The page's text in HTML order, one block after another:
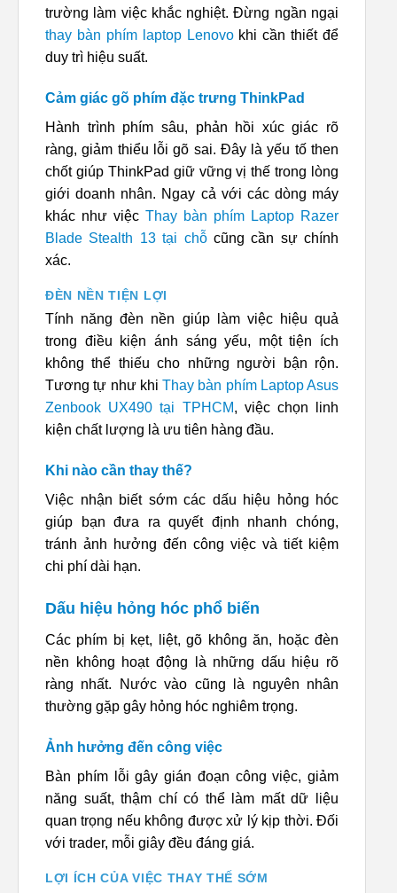
trường làm việc khắc nghiệt. Đừng ngần ngại
thay bàn phím laptop Lenovokhi cần thiết để
duy trì hiệu suất.
Cảm giác gõ phím đặc trưng ThinkPad
Hành trình phím sâu, phản hồi xúc giác rõ
ràng, giảm thiểu lỗi gõ sai. Đây là yếu tố then
chốt giúp ThinkPad giữ vững vị thế trong lòng
giới doanh nhân. Ngay cả với các dòng máy
khác như việc Thay bàn phím Laptop Razer
Blade Stealth 13 tại chỗcũng cần sự chính
xác.
ĐÈN NỀN TIỆN LỢI
Tính năng đèn nền giúp làm việc hiệu quả
trong điều kiện ánh sáng yếu, một tiện ích
không thể thiếu cho những người bận rộn.
Tương tự như khi Thay bàn phím Laptop Asus
Zenbook UX490 tại TPHCM, việc chọn linh
kiện chất lượng là ưu tiên hàng đầu.
Khi nào cần thay thế?
Việc nhận biết sớm các dấu hiệu hỏng hóc
giúp bạn đưa ra quyết định nhanh chóng,
tránh ảnh hưởng đến công việc và tiết kiệm
chi phí dài hạn.
Dấu hiệu hỏng hóc phổ biến
Các phím bị kẹt, liệt, gõ không ăn, hoặc đèn
nền không hoạt động là những dấu hiệu rõ
ràng nhất. Nước vào cũng là nguyên nhân
thường gặp gây hỏng hóc nghiêm trọng.
Ảnh hưởng đến công việc
Bàn phím lỗi gây gián đoạn công việc, giảm
năng suất, thậm chí có thể làm mất dữ liệu
quan trọng nếu không được xử lý kịp thời. Đối
với trader, mỗi giây đều đáng giá.
LỢI ÍCH CỦA VIỆC THAY THẾ SỚM